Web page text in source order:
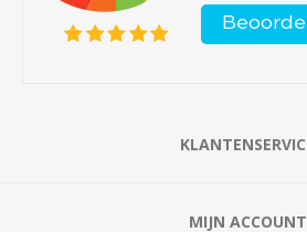
MIJN ACCOUNT